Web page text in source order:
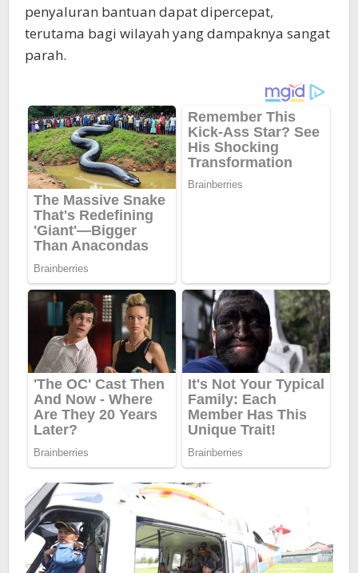
penyaluran bantuan dapat dipercepat,
terutama bagi wilayah yang dampaknya sangat
parah.